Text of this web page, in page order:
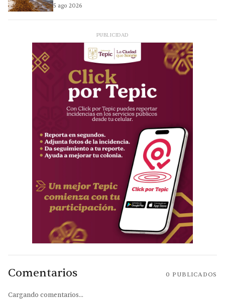
5 ago 2026
PUBLICIDAD
Comentarios 0 PUBLICADOS
Cargando comentarios...